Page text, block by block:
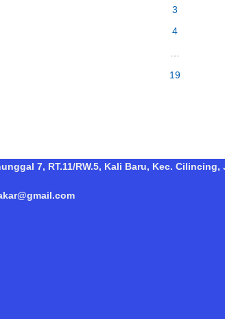
3
4
19
7, RT.11/RW.5, Kali Baru, Kec.